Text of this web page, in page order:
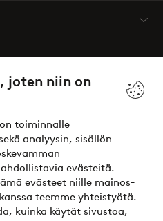
joten niin on
toiminnalle
analyysin, sisällön
evästeitä.
evästeet niille mainos-
teemme yhteistyötä.
kuinka käytät sivustoa,
maksa nyt tai erissä
?